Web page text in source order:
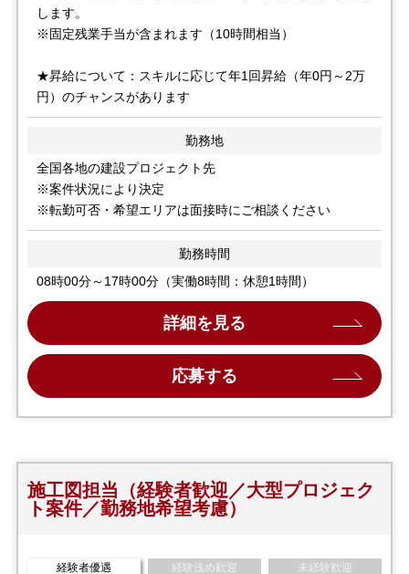
します。
※固定残業手当が含まれます（10時間相当）
★昇給について：スキルに応じて年1回昇給（年0円～2万
円）のチャンスがあります
勤務地
全国各地の建設プロジェクト先
※案件状況により決定
※転勤可否・希望エリアは面接時にご相談ください
勤務時間
08時00分～17時00分（実働8時間：休憩1時間）
詳細を見る
応募する
施工図担当（経験者歓迎／大型プロジェク
ト案件／勤務地希望考慮）
経験者優遇 経験浅め歓迎 未経験歓迎